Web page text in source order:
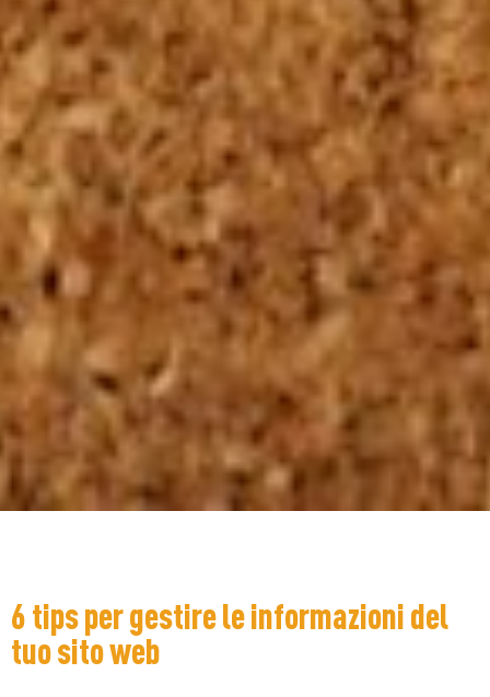
6 tips per gestire le informazioni del
tuo sito web